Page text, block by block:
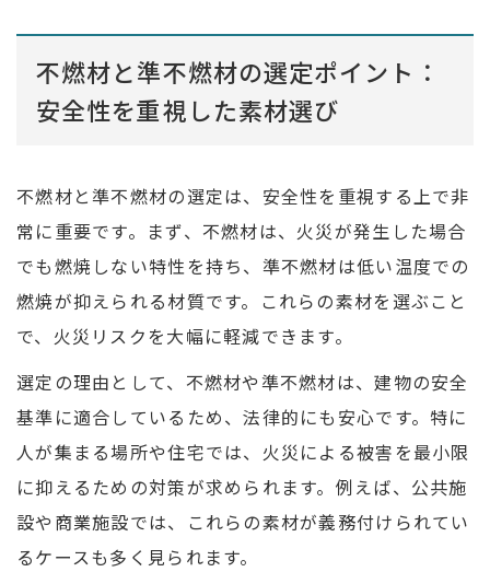
不燃材と準不燃材の選定ポイント：
安全性を重視した素材選び
不燃材と準不燃材の選定は、安全性を重視する上で非
常に重要です。まず、不燃材は、火災が発生した場合
でも燃焼しない特性を持ち、準不燃材は低い温度での
燃焼が抑えられる材質です。これらの素材を選ぶこと
で、火災リスクを大幅に軽減できます。
選定の理由として、不燃材や準不燃材は、建物の安全
基準に適合しているため、法律的にも安心です。特に
人が集まる場所や住宅では、火災による被害を最小限
に抑えるための対策が求められます。例えば、公共施
設や商業施設では、これらの素材が義務付けられてい
るケースも多く見られます。